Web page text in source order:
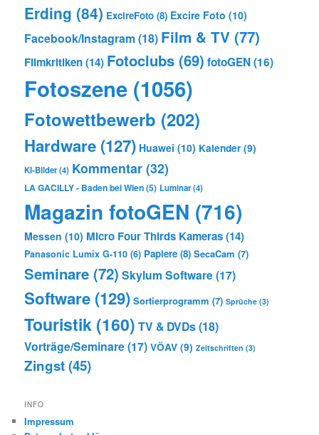
Erding (84) ExcireFoto (8) Excire Foto (10)
Facebook/Instagram (18) Film & TV (77)
Filmkritiken(14) Fotoclubs (69) fotoGEN(16)
Fotoszene (1056)
Fotowettbewerb (202)
Hardware (127) Huawei (10) Kalender (9)
KI-Bilder(4) Kommentar (32)
LA GACILLY - Baden bei Wien(5) Luminar(4)
Magazin fotoGEN (716)
Messen (10) Micro Four Thirds Kameras(14)
Panasonic Lumix G-110 (6) Papiere (8) SecaCam (7)
Seminare (72) Skylum Software(17)
Software (129) Sortierprogramm (7) Sprüche (3)
Touristik (160) TV & DVDs(18)
Vorträge/Seminare(17) VÖAV (9) Zeitschriften (3)
Zingst(45)
INFO
Impressum